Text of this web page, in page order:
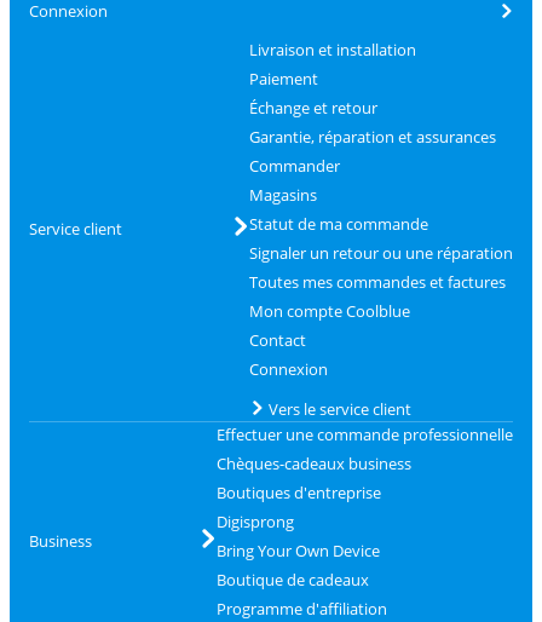
Connexion
Service client
Livraison et installation
Paiement
Échange et retour
Garantie, réparation et assurances
Commander
Magasins
Statut de ma commande
Signaler un retour ou une réparation
Toutes mes commandes et factures
Mon compte Coolblue
Contact
Connexion
Vers le service client
Business
Effectuer une commande professionnelle
Chèques-cadeaux business
Boutiques d'entreprise
Digisprong
Bring Your Own Device
Boutique de cadeaux
Programme d'affiliation